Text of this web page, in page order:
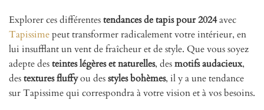
Explorer ces différentestendances de tapis pour 2024avec
Tapissimepeut transformer radicalement votre intérieur, en
lui insufflant un vent de fraîcheur et de style. Que vous soyez
adepte desteintes légères et naturelles, desmotifs audacieux,
destextures fluffyou desstyles bohèmes, il y a une tendance
sur Tapissime qui correspondra à votre vision et à vos besoins.